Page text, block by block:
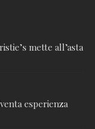
mette all’asta
esperienza